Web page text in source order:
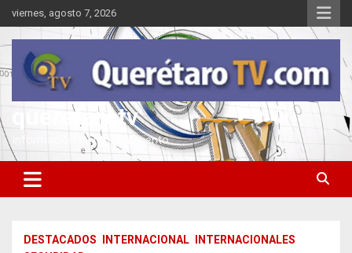
Saltar
al
contenido
viernes, agosto 7, 2026
queretarotv
Información y entretenimiento
DESTACADOS INTERNACIONAL
INTERNACIONALES